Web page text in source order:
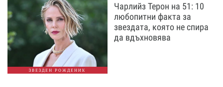
ЗВЕЗДЕН РОЖДЕНИК
Чарлийз Терон на 51: 10
любопитни факта за
звездата, която не спира
да вдъхновява